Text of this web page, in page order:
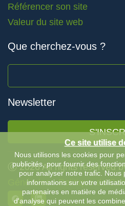
Référencer son site
Valeur du site web
Que cherchez-vous ?
Newsletter
Ⓒ 2026 All rights reserved
Générales-Politique de
Ce site utilise
Nous utilisons les cookies pour
publicités, pour fournir des
pour analyser notre trafic.
informations sur votre
partenaires en matière de
d'analyse qui peuvent les